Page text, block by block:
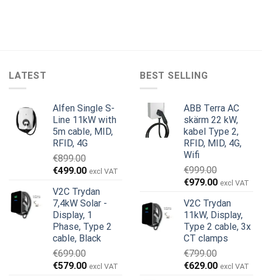
LATEST
Alfen Single S-
Line 11kW with
5m cable, MID,
RFID, 4G
€899.00
Det
priset
var:
€899.00.
€499.00Det
priset
är:
€499.00.
excl VAT
V2C Trydan
7,4kW Solar -
Display, 1
Phase, Type 2
cable, Black
€699.00
Det
€579.00Det
excl VAT
BEST SELLING
ABB Terra AC
skärm 22 kW,
kabel Type 2,
RFID, MID, 4G,
Wifi
€999.00
Det
priset
var:
€999.00.
€979.00Det
priset
är:
€979.00.
excl VAT
V2C Trydan
11kW, Display,
Type 2 cable, 3x
CT clamps
€799.00
Det
€629.00Det
excl VAT